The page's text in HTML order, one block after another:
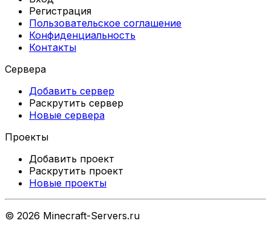
Регистрация
Пользовательское соглашение
Конфиденциальность
Контакты
Сервера
Добавить сервер
Раскрутить сервер
Новые сервера
Проекты
Добавить проект
Раскрутить проект
Новые проекты
© 2026 Minecraft-Servers.ru